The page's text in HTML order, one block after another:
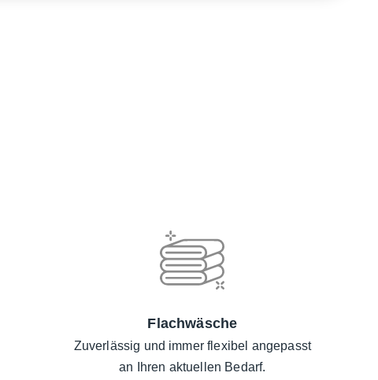
Flachwäsche
Zuverlässig und immer flexibel angepasst
an Ihren aktuellen Bedarf.